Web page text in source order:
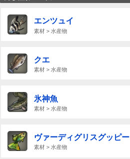
エンツュイ
素材 > 水産物
クエ
素材 > 水産物
氷神魚
素材 > 水産物
ヴァーディグリスグッピー
素材 > 水産物